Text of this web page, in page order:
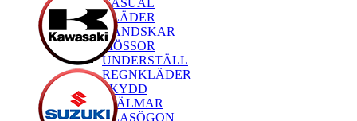
CASUAL
KLÄDER
HANDSKAR
MÖSSOR
UNDERSTÄLL
REGNKLÄDER
SKYDD
HJÄLMAR
GLASÖGON